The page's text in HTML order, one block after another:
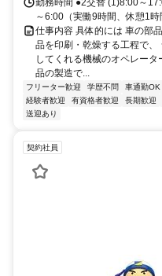
勤務時間 ●2交替 (1)8:00～
～6:00（実働9時間、休憩1時
仕事内容 具体的には 車の部
品を印刷・乾燥する工程で
してくれる機械のオペレー
品の製造で...
フリーター歓迎 学歴不問 車通勤OK
経験者歓迎
有資格者歓迎 長期歓迎
送迎あり
契約社員